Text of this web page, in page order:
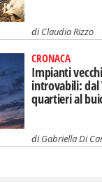
diClaudia Rizzo
CRONACA
Impianti
introvabili: dal
quartieri al
diGabriella Di